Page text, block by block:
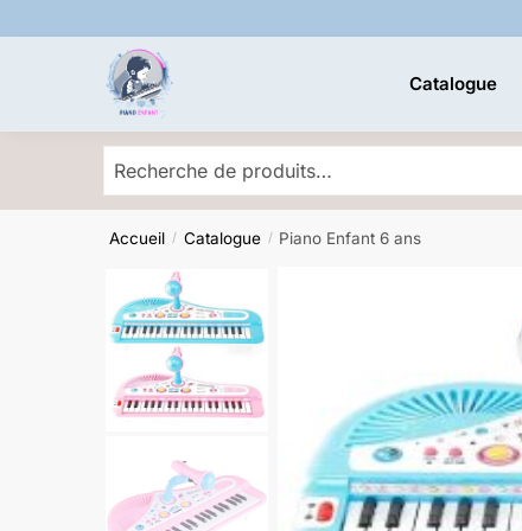
to
to
Catalogue
Accueil / Catalogue / Piano Enfant 6 ans